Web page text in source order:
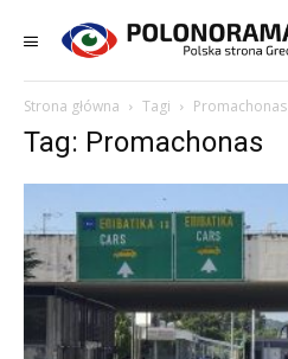
Strona główna Tagi Promachonas
Tag: Promachonas